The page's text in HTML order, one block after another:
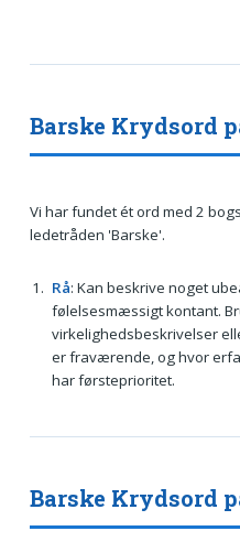
Barske Krydsord
Vi har fundet ét ord med 2
ledetråden 'Barske'.
Rå: Kan beskrive noget
følelsesmæssigt kontant.
virkelighedsbeskrivelser
er fraværende, og hvor
har førsteprioritet.
Barske Krydsord